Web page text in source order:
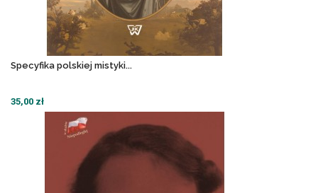
Specyfika polskiej mistyki...
35,00 zł